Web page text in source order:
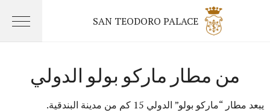
SAN TEODORO PALACE
من مطار ماركو بولو الدولي
يبعد مطار “ماركو بولو” الدولي 15 كم من مدينة البندقية.